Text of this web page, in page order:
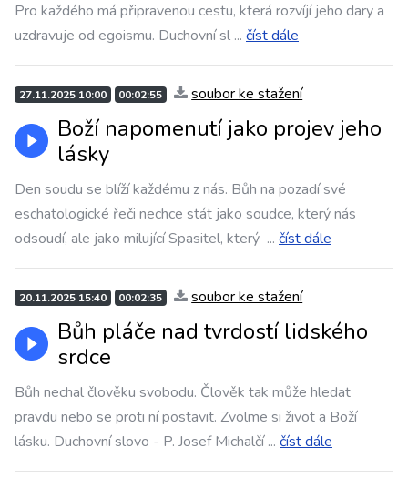
Pro každého má připravenou cestu, která rozvíjí jeho dary a
uzdravuje od egoismu. Duchovní sl ... číst dále
27.11.2025 10:00 00:02:55 soubor ke stažení
Boží napomenutí jako projev jeho
lásky
Den soudu se blíží každému z nás. Bůh na pozadí své
eschatologické řeči nechce stát jako soudce, který nás
odsoudí, ale jako milující Spasitel, který ... číst dále
20.11.2025 15:40 00:02:35 soubor ke stažení
Bůh pláče nad tvrdostí lidského
srdce
Bůh nechal člověku svobodu. Člověk tak může hledat
pravdu nebo se proti ní postavit. Zvolme si život a Boží
lásku. Duchovní slovo - P. Josef Michalčí... číst dále